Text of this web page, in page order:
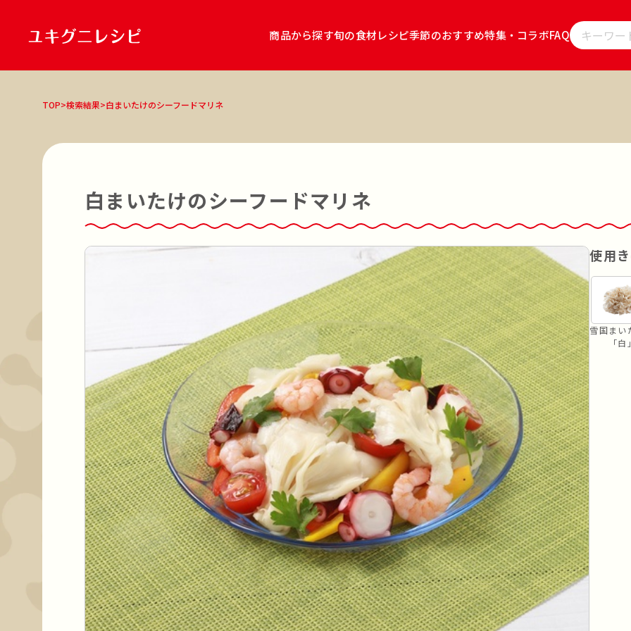
商品から探す旬の食材レシピ季節のおすすめ特集・コラボFAQレシピをキ
商品 雪国まいたけ極 雪国まいたけ極「白」
雪国きのこセット
調理ジャンル 和食 洋食 中華 エスニック 鍋 韓食
蒸す あえる 揚げる 炊く 漬ける レンジ調理
リセット 条件検索
TOP>検索結果>白まいたけのシーフードマリネ
白まいたけのシーフードマリネ
使用
雪国まい
「白」